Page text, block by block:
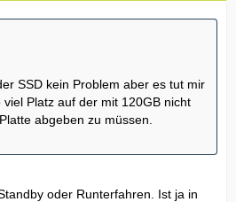
SSD kein Problem aber es tut mir
Platz auf der mit 120GB nicht
abgeben zu müssen.
oder Runterfahren. Ist ja in